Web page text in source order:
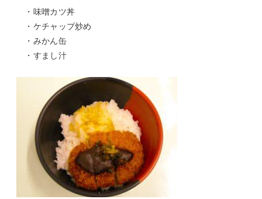
・味噌カツ丼
・ケチャップ炒め
・みかん缶
・すまし汁